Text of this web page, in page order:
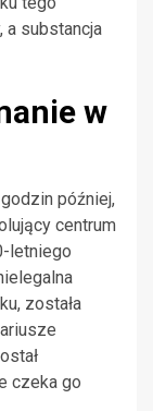
a substancja
w
później,
centrum
letniego
została
czeka go